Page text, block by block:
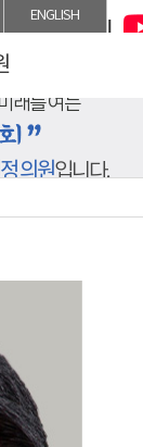
ENGLISH
래를 여는
의원입니다.